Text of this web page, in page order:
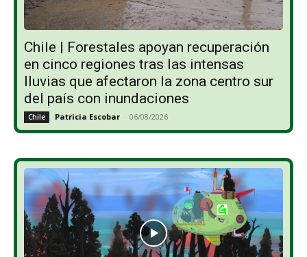
Chile | Forestales apoyan recuperación
en cinco regiones tras las intensas
lluvias que afectaron la zona centro sur
del país con inundaciones
Chile Patricia Escobar - 06/08/2026